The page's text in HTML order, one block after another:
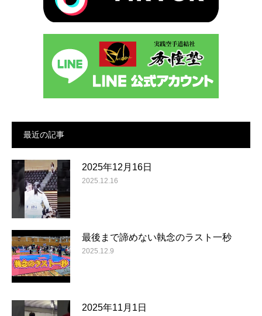
最近の記事
2025年12月16日
2025.12.16
最後まで諦めない執念のラスト一秒
2025.12.9
2025年11月1日